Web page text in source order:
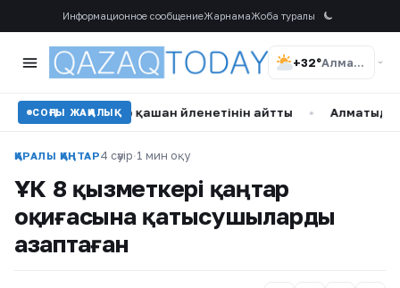
Информационное сообщениеЖарнамаЖоба туралы
+32° Алматы
СОҢҒЫ ЖАҢАЛЫҚ
актер қашан үйленетінін айтты • Алматыда жүлде
ҚАРАЛЫ ҚАҢТАР4 сәуір·1 мин оқу
ҰҚК 8 қызметкері қаңтар
оқиғасына қатысушыларды
азаптаған